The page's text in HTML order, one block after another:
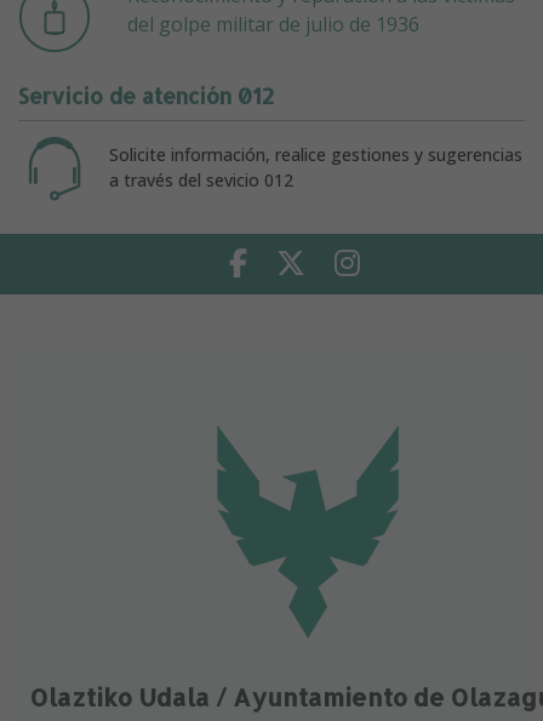
del golpe militar de julio de 1936
Servicio de atención 012
Solicite información, realice gestiones y sugerencias
a través del sevicio 012
Facebook Twitter Instagram
Olaztiko Udala / Ayuntamiento de